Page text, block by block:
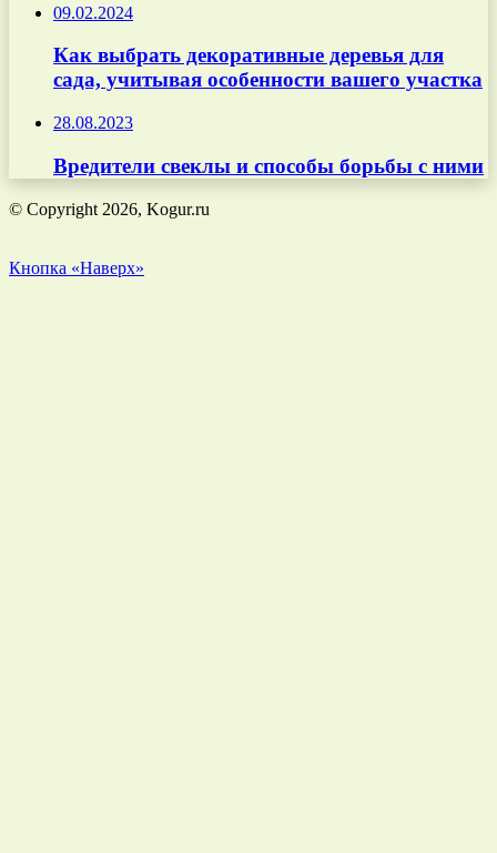
09.02.2024
Как выбрать декоративные деревья для
сада, учитывая особенности вашего участка
28.08.2023
Вредители свеклы и способы борьбы с ними
© Copyright 2026, Kogur.ru
Кнопка «Наверх»